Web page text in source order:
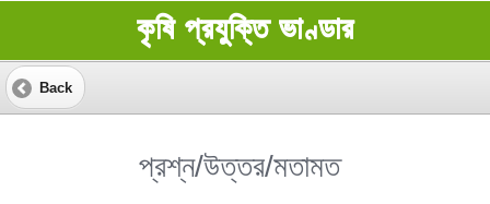
কৃষি প্রযুক্তি ভাণ্ডার
Back
প্রশ্ন/উত্তর/মতামত